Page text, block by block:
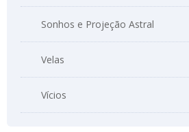
Sonhos e Projeção Astral
Velas
Vícios